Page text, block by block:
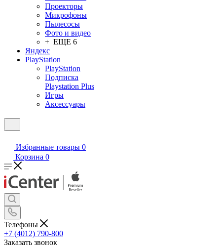
Проекторы
Микрофоны
Пылесосы
Фото и видео
+ ЕЩЕ 6
Яндекс
PlayStation
PlayStation
Подписка
Playstation Plus
Игры
Аксессуары
Избранные товары 0
Корзина 0
Телефоны
+7 (4012) 790-800
Заказать звонок